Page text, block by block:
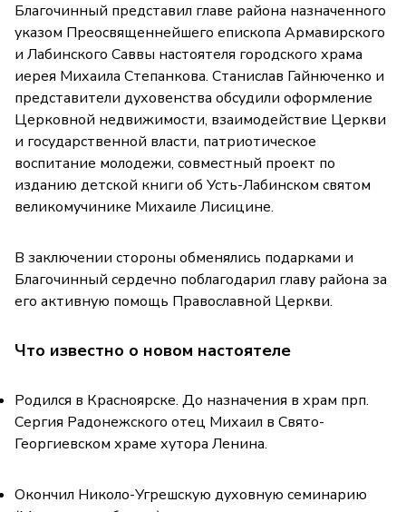
Благочинный представил главе района назначенного
указом Преосвященнейшего епископа Армавирского
и Лабинского Саввы настоятеля городского храма
иерея Михаила Степанкова. Станислав Гайнюченко и
представители духовенства обсудили оформление
Церковной недвижимости, взаимодействие Церкви
и государственной власти, патриотическое
воспитание молодежи, совместный проект по
изданию детской книги об Усть-Лабинском святом
великомучинике Михаиле Лисицине.
В заключении стороны обменялись подарками и
Благочинный сердечно поблагодарил главу района за
его активную помощь Православной Церкви.
Что известно о новом настоятеле
Родился в Красноярске. До назначения в храм прп.
Сергия Радонежского отец Михаил в Свято-
Георгиевском храме хутора Ленина.
Окончил Николо-Угрешскую духовную семинарию